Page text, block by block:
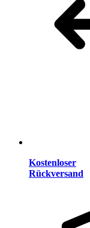
Kostenloser
Rückversand